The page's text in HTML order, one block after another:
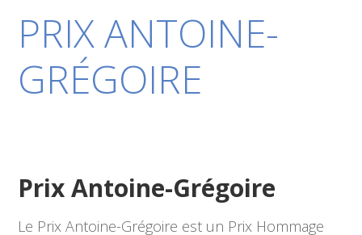
PRIX ANTOINE-
GRÉGOIRE
Prix Antoine-Grégoire
Le Prix Antoine-Grégoire est un Prix Hommage